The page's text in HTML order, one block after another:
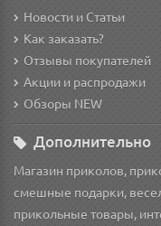
Новости и Статьи
Как заказать?
Отзывы покупателей
Акции и распродажи
Обзоры NEW
Дополнительно
Магазин приколов,
смешные подарки,
прикольные товары,